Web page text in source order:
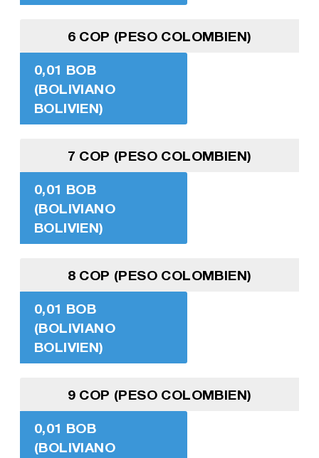
6 COP (PESO COLOMBIEN)
0,01 BOB
(BOLIVIANO
BOLIVIEN)
7 COP (PESO COLOMBIEN)
0,01 BOB
(BOLIVIANO
BOLIVIEN)
8 COP (PESO COLOMBIEN)
0,01 BOB
(BOLIVIANO
BOLIVIEN)
9 COP (PESO COLOMBIEN)
0,01 BOB
(BOLIVIANO